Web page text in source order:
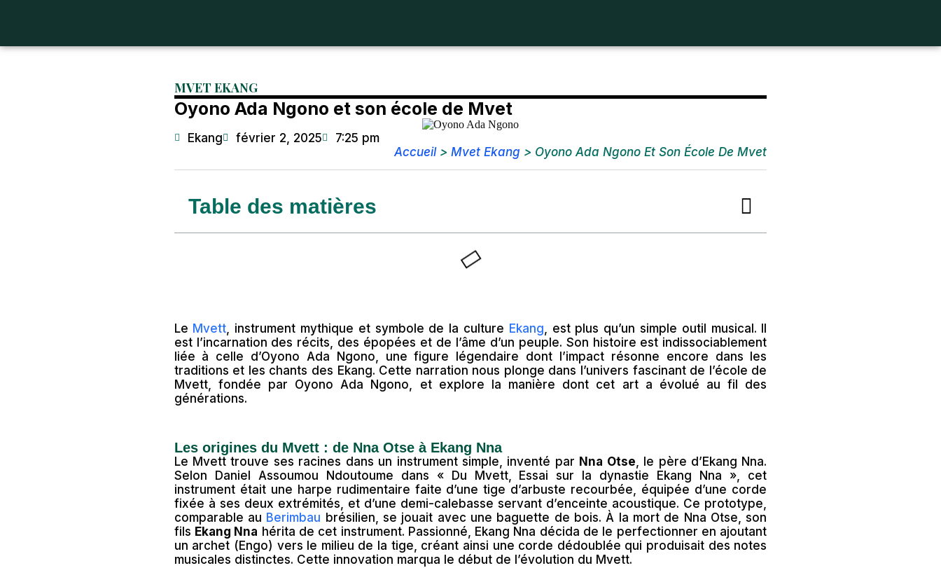
MVET EKANG
Oyono Ada Ngono et son école de Mvet
Ekang février 2, 2025
7:25 pm
Accueil>Mvet Ekang > Oyono Ada Ngono Et Son École De Mvet
Table des matières
Le Mvett, instrument mythique et symbole de la culture Ekang, est plus qu’un simple outil musical. Il
est l’incarnation des récits, des épopées et de l’âme d’un peuple. Son histoire est indissociablement
liée à celle d’Oyono Ada Ngono, une figure légendaire dont l’impact résonne encore dans les
traditions et les chants des Ekang. Cette narration nous plonge dans l’univers fascinant de l’école de
Mvett, fondée par Oyono Ada Ngono, et explore la manière dont cet art a évolué au fil des
générations.
Les origines du Mvett : de Nna Otse à Ekang Nna
Le Mvett trouve ses racines dans un instrument simple, inventé par Nna Otse, le père d’Ekang Nna.
Selon Daniel Assoumou Ndoutoume dans « Du Mvett, Essai sur la dynastie Ekang Nna », cet
instrument était une harpe rudimentaire faite d’une tige d’arbuste recourbée, équipée d’une corde
fixée à ses deux extrémités, et d’une demi-calebasse servant d’enceinte acoustique. Ce prototype,
comparable au Berimbau brésilien, se jouait avec une baguette de bois. À la mort de Nna Otse, son
fils Ekang Nna hérita de cet instrument. Passionné, Ekang Nna décida de le perfectionner en ajoutant
un archet (Engo) vers le milieu de la tige, créant ainsi une corde dédoublée qui produisait des notes
musicales distinctes. Cette innovation marqua le début de l’évolution du Mvett.